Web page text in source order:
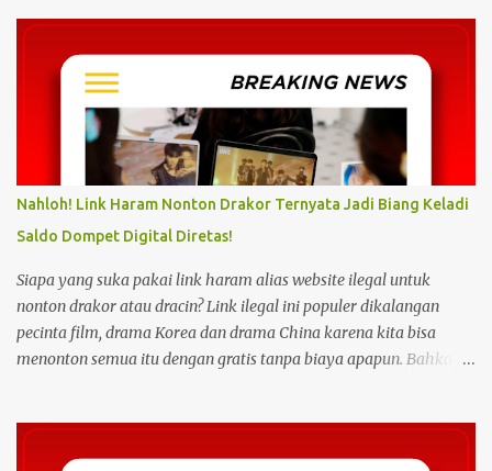
s
Nahloh! Link Haram Nonton Drakor Ternyata Jadi Biang Keladi
Saldo Dompet Digital Diretas!
Siapa yang suka pakai link haram alias website ilegal untuk
nonton drakor atau dracin? Link ilegal ini populer dikalangan
pecinta film, drama Korea dan drama China karena kita bisa
menonton semua itu dengan gratis tanpa biaya apapun. Bahkan
sepertinya harus dihentikan sekarang juga. Pasalnya menonton
film, konser, drama, atau apapun itu di situs tidak resmi disebut